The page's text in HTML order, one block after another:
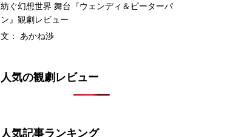
紡ぐ幻想世界 舞台『ウェンディ＆ピーターパ
ン』観劇レビュー
文： あかね渉
人気の観劇レビュー
人気記事ランキング